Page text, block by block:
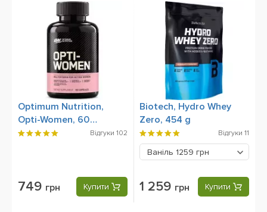
Optimum Nutrition,
Opti-Women, 60
Capsules
Відгуки 102
749 грн Купити
Biotech, Hydro Whey
Zero, 454 g
Відгуки 11
Ваніль 1259 грн
1 259 грн Купити